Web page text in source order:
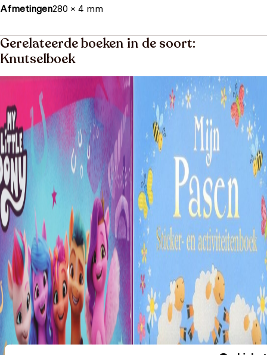
Afmetingen280 × 4 mm
Gerelateerde boeken in de soort:
Knutselboek